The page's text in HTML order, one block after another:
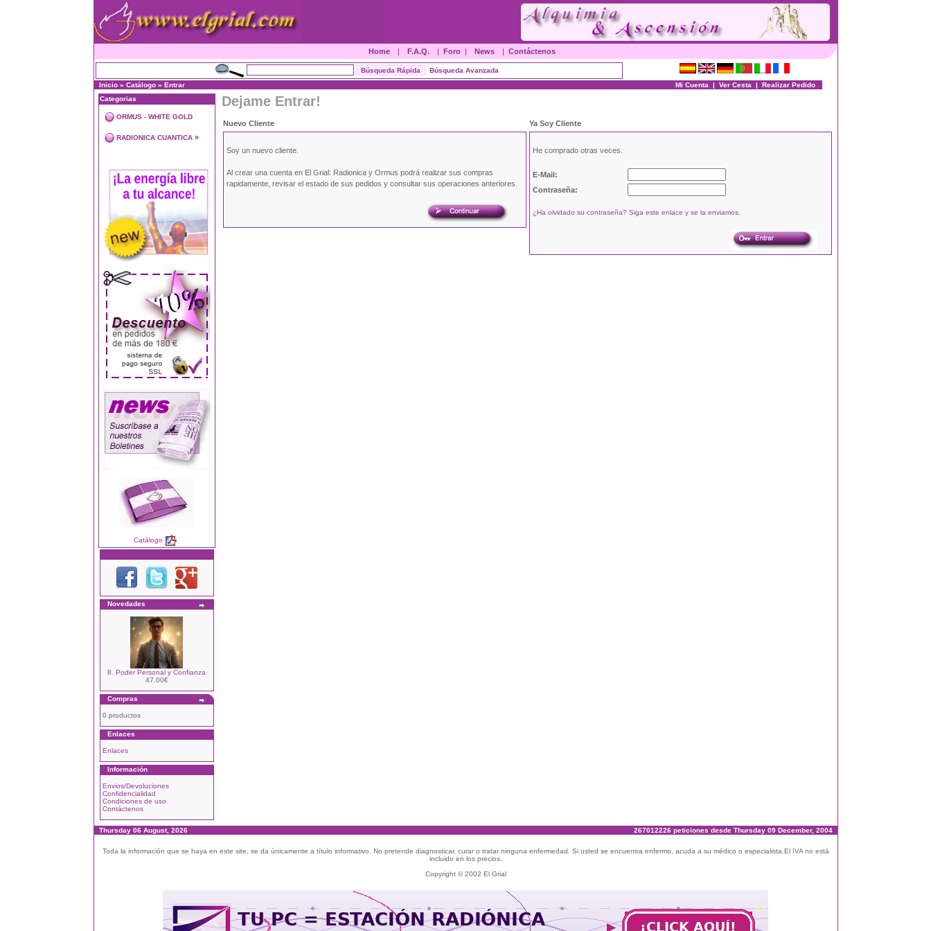
Home | F.A.Q. | Foro| News | Contáctenos
Búsqueda Avanzada
Inicio» Catálogo» Entrar Mi Cuenta | Ver Cesta | Realizar Pedido
Categorias
ORMUS - WHITE GOLD
RADIONICA CUANTICA»
Catálogo
Novedades
8. Poder Personal y Confianza
47.00€
Compras
0 productos
Enlaces
Enlaces
Información
Envios/Devoluciones
Confidencialidad
Condiciones de uso
Contáctenos
Dejame Entrar!
Nuevo Cliente Ya Soy Cliente
Soy un nuevo cliente.
Al crear una cuenta en El Grial: Radionica y Ormus podrá realizar sus compras
rapidamente, revisar el estado de sus pedidos y consultar sus operaciones anteriores.
He comprado otras veces.
E-Mail:
Contraseña:
¿Ha olvidado su contraseña? Siga este enlace y se la enviamos.
Thursday 06 August, 2026 267012226 peticiones desde Thursday 09 December, 2004
Toda la información que se haya en este site, se da únicamente a título informativo. No pretende diagnosticar, curar o tratar ninguna enfermedad. Si usted se encuentra enfermo, acuda a su médico o especialista.El IVA no está
incluido en los precios.
Copyright © 2002 El Grial